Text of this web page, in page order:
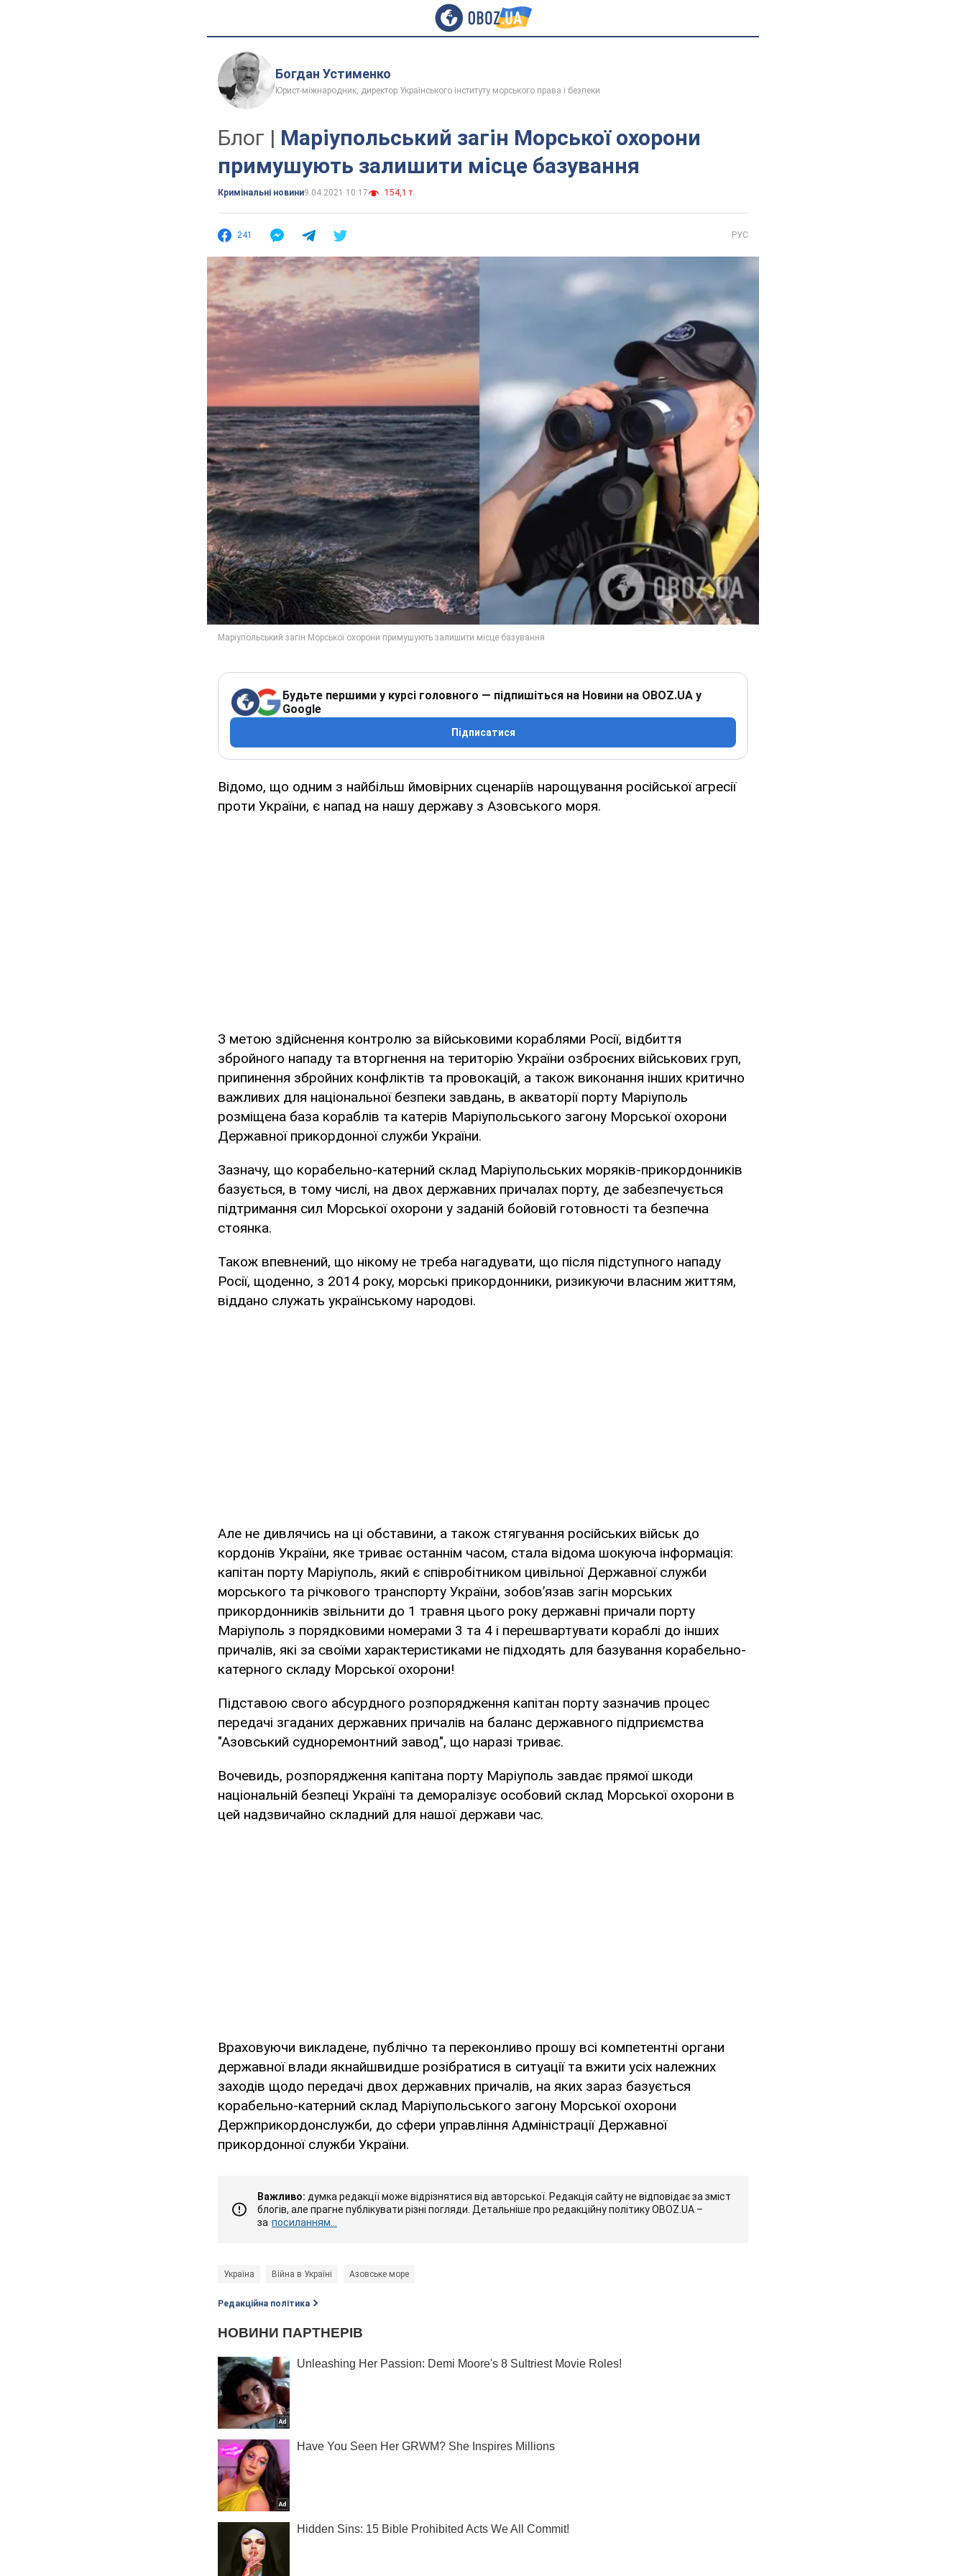
Богдан Устименко
Юрист-міжнародник, директор Українського інституту морського права і безпеки
Блог | Маріупольський загін Морської охорони
примушують залишити місце базування
Кримінальні новини9.04.2021 10:17 154,1 т.
241 РУС
Будьте першими у курсі головного — підпишіться на Новини на OBOZ.UA у
Google
Підписатися
Відомо, що одним з найбільш ймовірних сценаріїв нарощування російської агресії
проти України, є напад на нашу державу з Азовського моря.
З метою здійснення контролю за військовими кораблями Росії, відбиття
збройного нападу та вторгнення на територію України озброєних військових груп,
припинення збройних конфліктів та провокацій, а також виконання інших критично
важливих для національної безпеки завдань, в акваторії порту Маріуполь
розміщена база кораблів та катерів Маріупольського загону Морської охорони
Державної прикордонної служби України.
Зазначу, що корабельно-катерний склад Маріупольських моряків-прикордонників
базується, в тому числі, на двох державних причалах порту, де забезпечується
підтримання сил Морської охорони у заданій бойовій готовності та безпечна
стоянка.
Також впевнений, що нікому не треба нагадувати, що після підступного нападу
Росії, щоденно, з 2014 року, морські прикордонники, ризикуючи власним життям,
віддано служать українському народові.
Але не дивлячись на ці обставини, а також стягування російських військ до
кордонів України, яке триває останнім часом, стала відома шокуюча інформація:
капітан порту Маріуполь, який є співробітником цивільної Державної служби
морського та річкового транспорту України, зобов’язав загін морських
прикордонників звільнити до 1 травня цього року державні причали порту
Маріуполь з порядковими номерами 3 та 4 і перешвартувати кораблі до інших
причалів, які за своїми характеристиками не підходять для базування корабельно-
катерного складу Морської охорони!
Підставою свого абсурдного розпорядження капітан порту зазначив процес
передачі згаданих державних причалів на баланс державного підприємства
"Азовський судноремонтний завод", що наразі триває.
Вочевидь, розпорядження капітана порту Маріуполь завдає прямої шкоди
національній безпеці Україні та деморалізує особовий склад Морської охорони в
цей надзвичайно складний для нашої держави час.
Враховуючи викладене, публічно та переконливо прошу всі компетентні органи
державної влади якнайшвидше розібратися в ситуації та вжити усіх належних
заходів щодо передачі двох державних причалів, на яких зараз базується
корабельно-катерний склад Маріупольського загону Морської охорони
Держприкордонслужби, до сфери управління Адміністрації Державної
прикордонної служби України.
Важливо: думка редакції може відрізнятися від авторської. Редакція сайту не відповідає за зміст
блогів, але прагне публікувати різні погляди. Детальніше про редакційну політику OBOZ.UA –
за посиланням...
Україна Війна в Україні Азовське море
Редакційна політика